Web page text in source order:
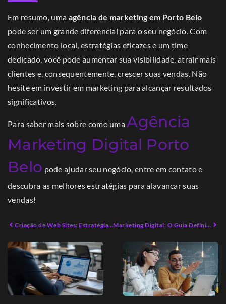
Em resumo, uma agência de marketing em Porto Belo
pode ser um grande diferencial para o seu negócio. Com
conhecimento local, estratégias eficazes e um time
dedicado, você pode aumentar sua visibilidade, atrair mais
clientes e, consequentemente, crescer suas vendas. Não
hesite em investir em marketing para alcançar resultados
significativos.
Para saber mais sobre como umaAgência
Marketing Digital Porto
Belo pode ajudar seu negócio, entre em contato e
descubra as melhores estratégias para alavancar suas
vendas!
Criação de Web Sites: Estratégias Práticas para Empreendedores Modernos Marketing Digital: O Guia Definitivo para Empreendedores em 2026